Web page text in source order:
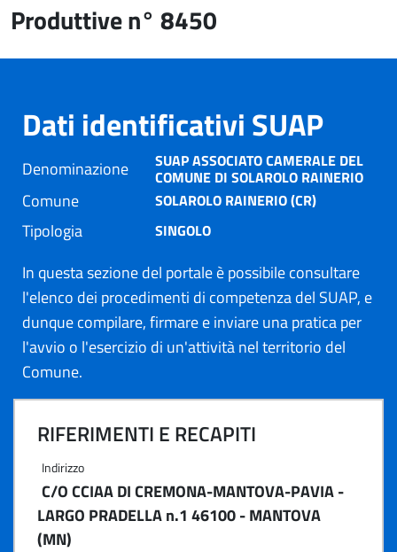
Produttive n° 8450
Dati identificativi SUAP
Denominazione SUAP ASSOCIATO CAMERALE DEL
COMUNE DI SOLAROLO RAINERIO
Comune SOLAROLO RAINERIO (CR)
Tipologia SINGOLO
In questa sezione del portale è possibile consultare
l'elenco dei procedimenti di competenza del SUAP, e
dunque compilare, firmare e inviare una pratica per
l'avvio o l'esercizio di un'attività nel territorio del
Comune.
RIFERIMENTI E RECAPITI
Indirizzo
C/O CCIAA DI CREMONA-MANTOVA-PAVIA -
LARGO PRADELLA n.1 46100 - MANTOVA
(MN)